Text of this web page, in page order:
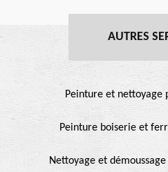
AUTRES
Peinture et nettoyage
Peinture boiserie et
Nettoyage et